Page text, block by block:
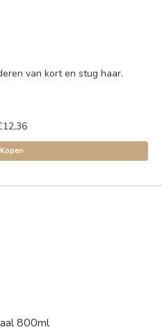
van kort en stug haar.
Kopen
800ml